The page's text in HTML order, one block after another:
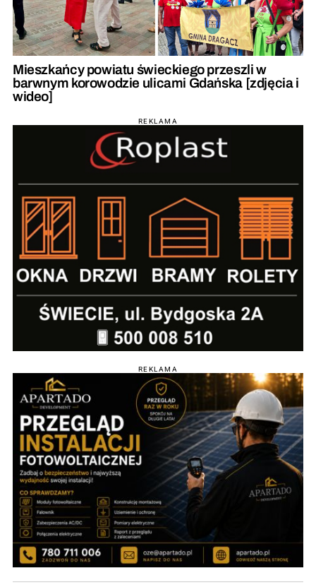
Mieszkańcy powiatu świeckiego przeszli w
barwnym korowodzie ulicami Gdańska [zdjęcia i
wideo]
REKLAMA
REKLAMA